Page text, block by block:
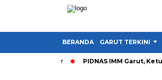
BERANDA GARUT TERKINI
PIDNAS IMM Garut,